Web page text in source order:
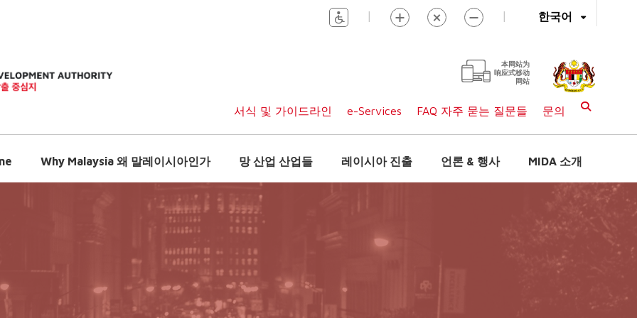
한국어
| |
本网站为
响应式移动
网站
서식 및 가이드라인 e-Services FAQ 자주 묻는 질문들 문의
Why Malaysia 왜 말레이시아인가 망 산업 산업들 레이시아 진출 언론 & 행사 MIDA 소개